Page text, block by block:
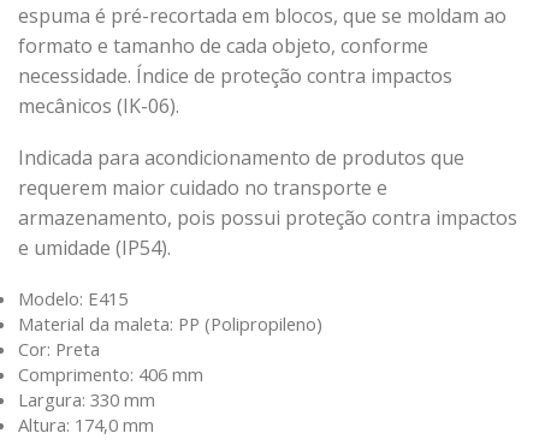
espuma é pré-recortada em blocos, que se moldam ao
formato e tamanho de cada objeto, conforme
necessidade. Índice de proteção contra impactos
mecânicos (IK-06).
Indicada para acondicionamento de produtos que
requerem maior cuidado no transporte e
armazenamento, pois possui proteção contra impactos
e umidade (IP54).
Modelo: E415
Material da maleta: PP (Polipropileno)
Cor: Preta
Comprimento: 406 mm
Largura: 330 mm
Altura: 174,0 mm